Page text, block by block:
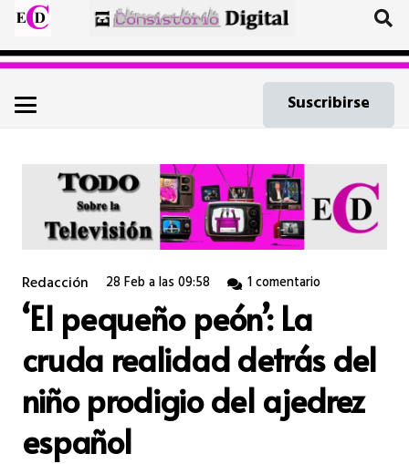
Suscribirse
Redacción 28 Feb a las 09:58 1comentario
‘El pequeño peón’: La
cruda realidad detrás del
niño prodigio del ajedrez
español